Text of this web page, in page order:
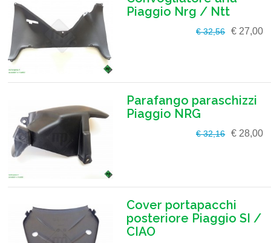
Piaggio Nrg / Ntt
€ 32,56 € 27,00
Parafango paraschizzi
Piaggio NRG
€ 32,16 € 28,00
Cover portapacchi
posteriore Piaggio SI /
CIAO